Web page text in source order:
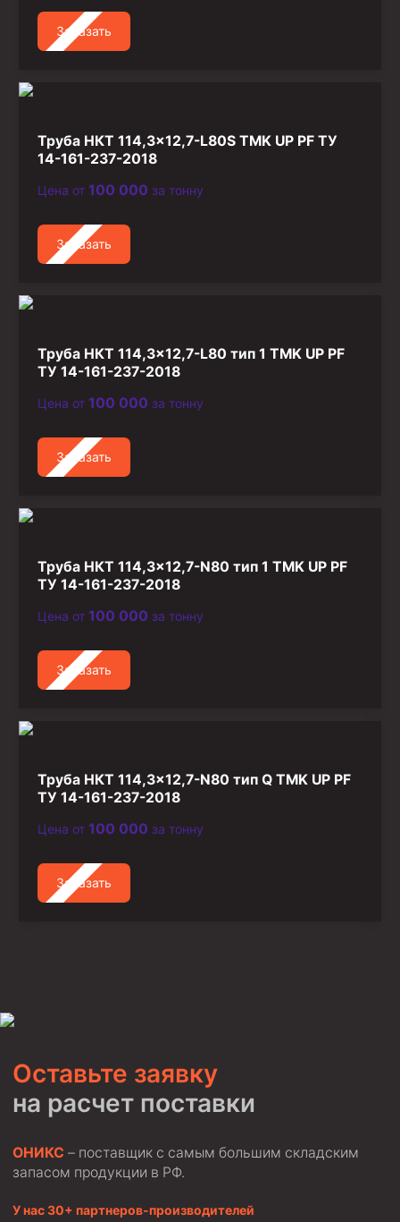
Заказать
Труба НКТ 114,3×12,7-L80S TMK UP PF ТУ
14-161-237-2018
Цена от 100 000 за тонну
Заказать
Труба НКТ 114,3×12,7-L80 тип 1 TMK UP PF
ТУ 14-161-237-2018
Цена от 100 000 за тонну
Заказать
Труба НКТ 114,3×12,7-N80 тип 1 TMK UP PF
ТУ 14-161-237-2018
Цена от 100 000 за тонну
Заказать
Труба НКТ 114,3×12,7-N80 тип Q TMK UP PF
ТУ 14-161-237-2018
Цена от 100 000 за тонну
Заказать
Оставьте заявку
на расчет поставки
ОНИКС – поставщик с самым большим складским
запасом продукции в РФ.
У нас 30+ партнеров-производителей